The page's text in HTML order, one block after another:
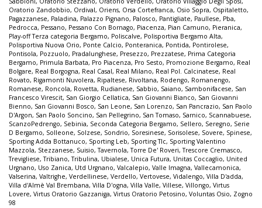
Oratorio Zandobbio, Ordival, Oriens, Orsa Cortefranca, Osio Sopra, Ospitaletto,
Pagazzanese, Paladina, Palazzo Pignano, Palosco, Pantigliate, Paullese, Pba,
Pedrocca, Pessano, Pessano Con Bornago, Piacenza, Pian Camuno, Pieranica,
Play-off Terza categoria Bergamo, Poliscalve, Polisportiva Bergamo Alta,
Polisportiva Nuova Orio, Ponte Calcio, Ponteranica, Pontida, Pontirolese,
Pontisola, Pozzuolo, Pradalunghese, Presezzo, Prezzatese, Prima Categoria
Bergamo, Primula Barbata, Pro Piacenza, Pro Sesto, Promozione Bergamo, Real
Bolgare, Real Borgogna, Real Casal, Real Milano, Real Pol. Calcinatese, Real
Rovato, Rigamonti Nuvolera, Ripaltese, Rivoltana, Rodengo, Romanengo,
Romanese, Roncola, Rovetta, Rudianese, Sabbio, Saiano, Sambonifacese, San
Francesco Virescit, San Giorgio Cellatica, San Giovanni Bianco, San Giovanni
Bienno, San Giovanni Bosco, San Leone, San Lorenzo, San Pancrazio, San Paolo
D'Argon, San Paolo Soncino, San Pellegrino, San Tomaso, Sarnico, Scannabuese,
ScanzoPedrengo, Sebinia, Seconda Categoria Bergamo, Sellero, Seregno, Serie
D Bergamo, Solleone, Solzese, Sondrio, Soresinese, Sorisolese, Sovere, Spinese,
Sporting Adda Bottanuco, Sporting Leb, Sporting Tlc, Sporting Valentino
Mazzola, Stezzanese, Suisio,Tavernola,Torre De' Roveri,Trescore Cremasco,
Trevigliese,Tribiano,Tribulina, Ubialese, Unica Futura, Unitas Coccaglio, United
Urgnano, Uso Zanica, Utd Urgnano, Valcalepio, Valle Imagna, Vallecamonica,
Valserina, Valtrighe, Verdellinese, Verdello, Vertovese, Vidalengo, Villa D'adda,
Villa d'Almè Val Brembana, Villa D'ogna, Villa Valle, Villese, Villongo, Virtus
Lovere, Virtus Oratorio Gazzaniga, Virtus Oratorio Petosino, Voluntas Osio, Zogno
98